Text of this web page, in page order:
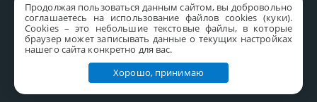
Продолжая пользоваться данным сайтом, вы добровольно
соглашаетесь на использование файлов cookies (куки).
Сookies – это небольшие текстовые файлы, в которые
браузер может записывать данные о текущих настройках
нашего сайта конкретно для вас.
Хорошо, принимаю
старая версия сайтаMICS
Все права защищены © 1997-2026 MICS Distribution Company
Правовая информация